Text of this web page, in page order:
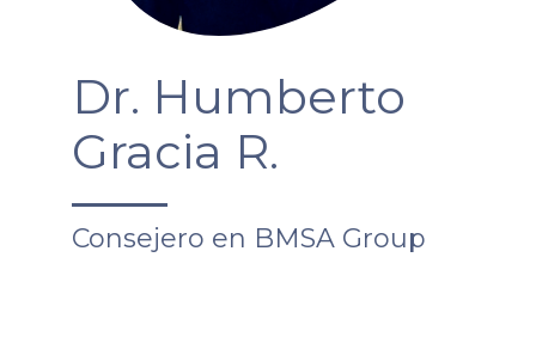
Dr. Humberto
Gracia R.
Consejero en BMSA Group